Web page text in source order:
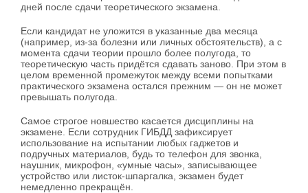
дней после сдачи теоретического экзамена.
Если кандидат не уложится в указанные два месяца
(например, из-за болезни или личных обстоятельств), а с
момента сдачи теории прошло более полугода, то
теоретическую часть придётся сдавать заново. При этом в
целом временной промежуток между всеми попытками
практического экзамена остался прежним — он не может
превышать полугода.
Самое строгое новшество касается дисциплины на
экзамене. Если сотрудник ГИБДД зафиксирует
использование на испытании любых гаджетов и
подручных материалов, будь то телефон для звонка,
наушник, микрофон, «умные часы», записывающее
устройство или листок-шпаргалка, экзамен будет
немедленно прекращён.